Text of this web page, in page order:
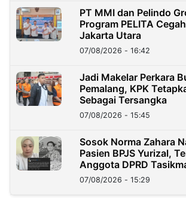
PT MMI dan Pelindo
Program PELITA
Jakarta Utara
07/08/2026 - 16:42
Jadi Makelar Perkara
Pemalang, KPK
Sebagai Tersangka
07/08/2026 - 15:45
Sosok Norma Zahara
Pasien BPJS Yurizal,
Anggota DPRD
Lukman
07/08/2026 - 15:29